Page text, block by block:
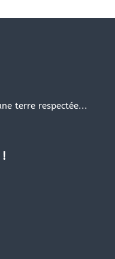
terre respectée...
!